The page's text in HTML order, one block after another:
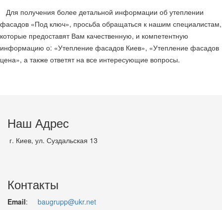
Для получения более детальной информации об утеплении
фасадов «Под ключ», просьба обращаться к нашим специалистам,
которые предоставят Вам качественную, и компетентную
информацию о: «Утепление фасадов Киев», «Утепление фасадов
цена», а также ответят на все интересующие вопросы.
Наш Адрес
г. Киев, ул. Суздальская 13
Контакты
Email: baugrupp@ukr.net